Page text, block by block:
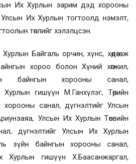
Их Хурлын зарим дэд хорооны
Улсын Их Хурлын тогтоолд нэмэлт,
төслийг хэлэлцсэн.
Байгаль орчин, хүнс, хөдөө аж
хороо болон Хүний хөгжил,
байнгын хорооны санал,
гишүүн М.Ганхүлэг, Төрийн
хорооны санал, дүгнэлтийг Улсын
Улсын Их Хурлын Төсвийн
дүгнэлтийг Улсын Их Хурлын
зүйн байнгын хорооны санал,
Хурлын гишүүн Х.Баасанжаргал,